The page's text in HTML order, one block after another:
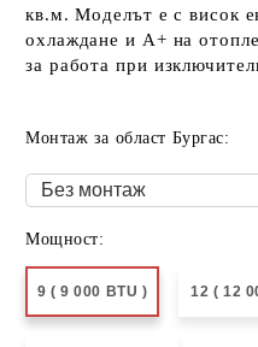
кв.м. Моделът е с висок
охлаждане и A+ на
за работа при
Монтаж за област Бургас:
Мощност:
9 ( 9 000 BTU ) 12 ( 12